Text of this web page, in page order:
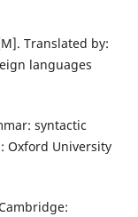
Translated by:
languages
syntactic
Oxford University